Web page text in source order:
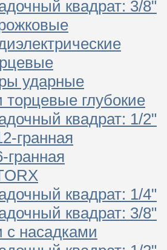
квадрат: 3/8"
ударные
торцевые глубокие
квадрат: 1/2"
гранная
гранная
квадрат: 1/4"
квадрат: 3/8"
с насадками